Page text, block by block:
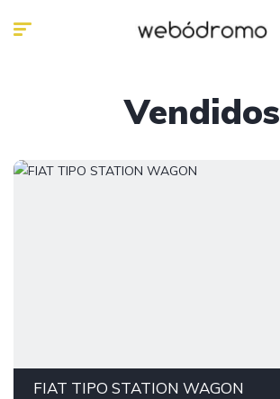
Vendidos
FIAT TIPO STATION WAGON